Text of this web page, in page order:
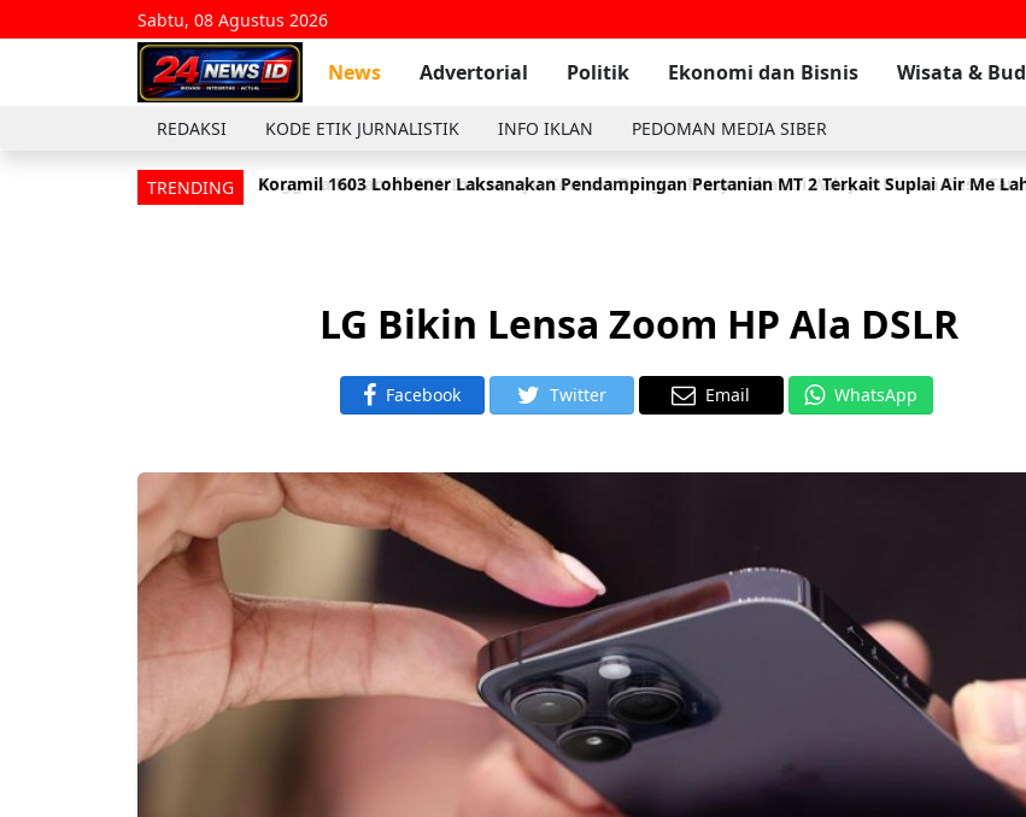
Sabtu, 08 Agustus 2026
News Advertorial Politik Ekonomi dan Bisnis Wisata &
REDAKSI KODE ETIK JURNALISTIK INFO IKLAN PEDOMAN MEDIA SIBER
TRENDING Koramil 1603 Lohbener Laksanakan Pendampingan Pertanian MT 2 Terkait Suplai Air Me
Anggota Koramil 1601/Indramayu Komsos Dengan Masyarakat Di Wilayah Binaan Desa
LG Bikin Lensa Zoom HP Ala DSLR
Facebook Twitter Email WhatsApp